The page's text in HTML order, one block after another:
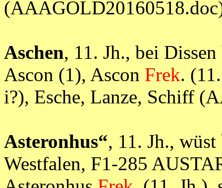
Aschen, 11. Jh., bei
Ascon (1), Ascon Frek.
i?), Esche, Lanze, Schiff
Asteronhus“, 11. Jh.,
Westfalen, F1-285